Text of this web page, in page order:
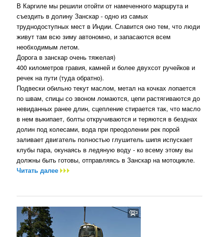
В Каргиле мы решили отойти от намеченного маршрута и
съездить в долину Занскар - одно из самых
труднодоступных мест в Индии. Славится оно тем, что люди
живут там всю зиму автономно, и запасаются всем
необходимым летом.
Дорога в занскар очень тяжелая)
400 километров гравия, камней и более двухсот ручейков и
речек на пути (туда обратно).
Подвески обильно текут маслом, метал на кочках лопается
по швам, спицы со звоном ломаются, цепи растягиваются до
невиданных ранее длин, сцепление стирается так, что масло
в нем выкипает, болты откручиваются и теряются в безднах
долин под колесами, вода при преодолении рек порой
заливает двигатель полностью глушитель шипя испускает
клубы пара, окунаясь в ледяную воду - ко всему этому вы
должны быть готовы, отправляясь в Занскар на мотоцикле.
Читать далее